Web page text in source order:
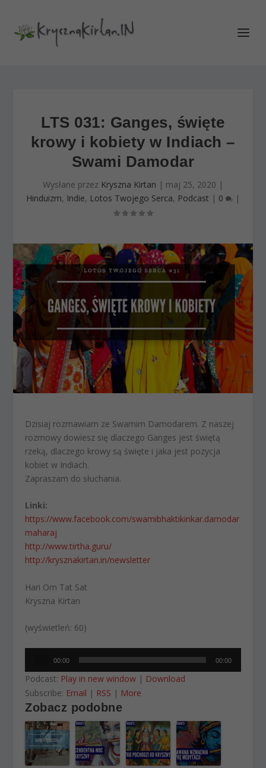
LTS 031: Ganges, święte
krowy i kobiety w Indiach –
Swami Damodar
Wysłane przez Kryszna Kirtan | maj 25, 2020 |
Hinduizm, Indie, Lotos Twojego Serca, Podcast | 0 |
Dzisiaj rozmawiam ze Swamim Damodarem. Z naszej
rozmowy dowiesz się dlaczego Ganges jest świętą
rzeką, dlaczego krowy są święte i jaka jest pozycja
kobiet w Indiach.
Zapraszam do słuchania.
Linki:
https://www.facebook.com/swamibhaktikinkar.damodar
maharaj
http://www.tirtha.guru/
http://krysznakirtan.in/newsletter
Hari Om Tat Sat
Kryszna Kirtan
(wyświetleń: 60)
dźwiękowych
00:00 00:00
Podcast: Play in new window | Download
Subscribe: Email | RSS | More
Zobacz podobne